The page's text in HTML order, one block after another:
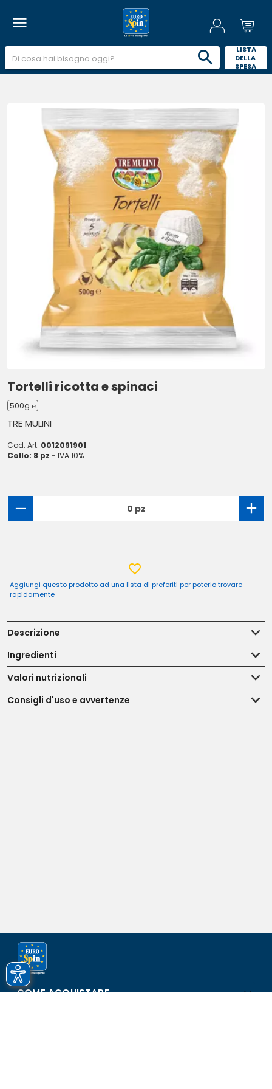
LISTA
DELLA
SPESA
Tortelli ricotta e spinaci
500g ℮
TRE MULINI
Cod. Art. 0012091901
Collo: 8 pz - IVA 10%
0 pz
Aggiungi questo prodotto ad una lista di preferiti per poterlo trovare
rapidamente
Descrizione
Ingredienti
Valori nutrizionali
Consigli d'uso e avvertenze
COME ACQUISTARE